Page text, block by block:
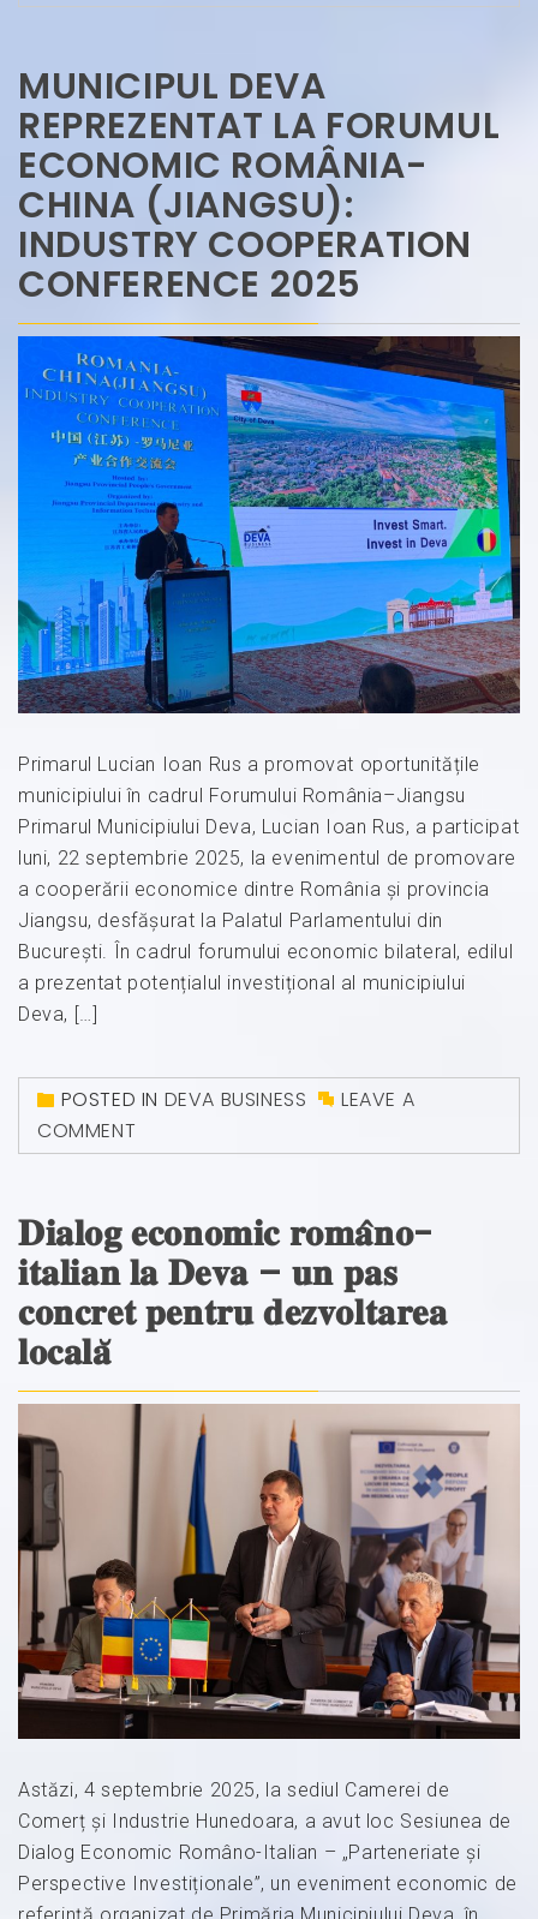
MUNICIPUL DEVA
REPREZENTAT LA FORUMUL
ECONOMIC ROMÂNIA-
CHINA (JIANGSU):
INDUSTRY COOPERATION
CONFERENCE 2025
Primarul Lucian Ioan Rus a promovat oportunitățile
municipiului în cadrul Forumului România–Jiangsu
Primarul Municipiului Deva, Lucian Ioan Rus, a participat
luni, 22 septembrie 2025, la evenimentul de promovare
a cooperării economice dintre România și provincia
Jiangsu, desfășurat la Palatul Parlamentului din
București. În cadrul forumului economic bilateral, edilul
a prezentat potențialul investițional al municipiului
Deva, […]
POSTED IN DEVA BUSINESS
LEAVE A
COMMENT
𝐃𝐢𝐚𝐥𝐨𝐠 𝐞𝐜𝐨𝐧𝐨𝐦𝐢𝐜 𝐫𝐨𝐦𝐚̂𝐧𝐨-
𝐢𝐭𝐚𝐥𝐢𝐚𝐧 𝐥𝐚 𝐃𝐞𝐯𝐚 – 𝐮𝐧 𝐩𝐚𝐬
𝐜𝐨𝐧𝐜𝐫𝐞𝐭 𝐩𝐞𝐧𝐭𝐫𝐮 𝐝𝐞𝐳𝐯𝐨𝐥𝐭𝐚𝐫𝐞𝐚
𝐥𝐨𝐜𝐚𝐥𝐚̆
Astăzi, 4 septembrie 2025, la sediul Camerei de
Comerț și Industrie Hunedoara, a avut loc Sesiunea de
Dialog Economic Româno-Italian – „Parteneriate și
Perspective Investiționale”, un eveniment economic de
referință organizat de Primăria Municipiului Deva, în